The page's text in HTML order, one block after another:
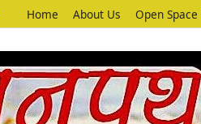
Home About Us Open Space